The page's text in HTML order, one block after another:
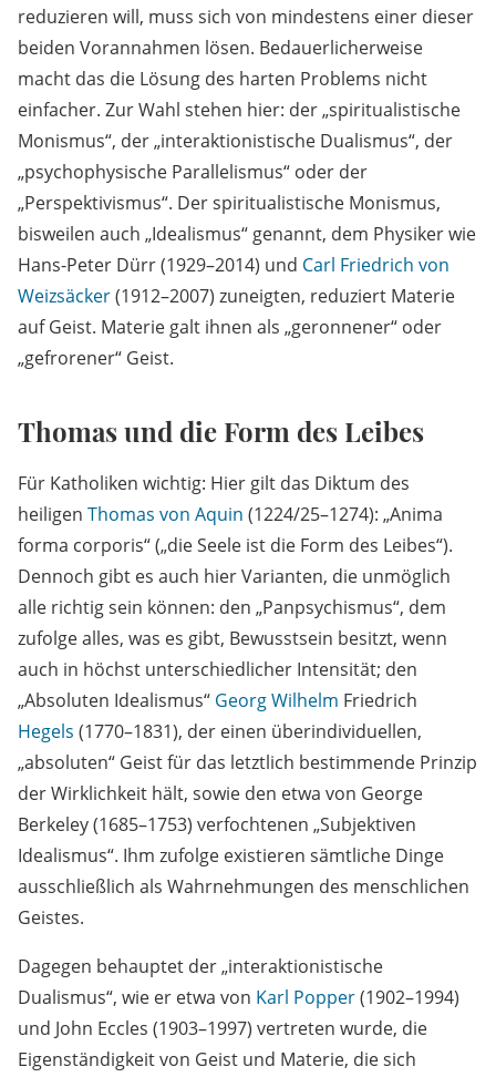
reduzieren will, muss sich von mindestens einer dieser
beiden Vorannahmen lösen. Bedauerlicherweise
macht das die Lösung des harten Problems nicht
einfacher. Zur Wahl stehen hier: der „spiritualistische
Monismus“, der „interaktionistische Dualismus“, der
„psychophysische Parallelismus“ oder der
„Perspektivismus“. Der spiritualistische Monismus,
bisweilen auch „Idealismus“ genannt, dem Physiker wie
Hans-Peter Dürr (1929–2014) und Carl Friedrich von
Weizsäcker(1912–2007) zuneigten, reduziert Materie
auf Geist. Materie galt ihnen als „geronnener“ oder
„gefrorener“ Geist.
Thomas und die Form des Leibes
Für Katholiken wichtig: Hier gilt das Diktum des
heiligen Thomas von Aquin (1224/25–1274): „Anima
forma corporis“ („die Seele ist die Form des Leibes“).
Dennoch gibt es auch hier Varianten, die unmöglich
alle richtig sein können: den „Panpsychismus“, dem
zufolge alles, was es gibt, Bewusstsein besitzt, wenn
auch in höchst unterschiedlicher Intensität; den
„Absoluten Idealismus“ Georg Wilhelm Friedrich
Hegels (1770–1831), der einen überindividuellen,
„absoluten“ Geist für das letztlich bestimmende Prinzip
der Wirklichkeit hält, sowie den etwa von George
Berkeley (1685–1753) verfochtenen „Subjektiven
Idealismus“. Ihm zufolge existieren sämtliche Dinge
ausschließlich als Wahrnehmungen des menschlichen
Geistes.
Dagegen behauptet der „interaktionistische
Dualismus“, wie er etwa von Karl Popper(1902–1994)
und John Eccles (1903–1997) vertreten wurde, die
Eigenständigkeit von Geist und Materie, die sich